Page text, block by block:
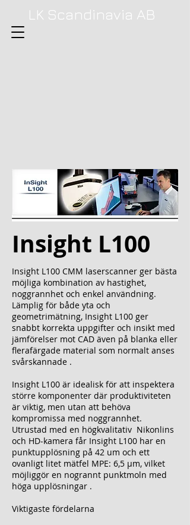
LK Scandinavia AB
Insight L100
Insight L100 CMM laserscanner ger bästa
möjliga kombination av hastighet,
noggrannhet och enkel användning.
Lämplig för både yta och
geometrimätning, Insight L100 ger
snabbt korrekta uppgifter och insikt med
jämförelser mot CAD även på blanka eller
flerafärgade material som normalt anses
svårskannade .
Insight L100 är idealisk för att inspektera
större komponenter där produktiviteten
är viktig, men utan att behöva
kompromissa med noggrannhet.
Utrustad med en högkvalitativ Nikonlins
och HD-kamera får Insight L100 har en
punktupplösning på 42 um och ett
ovanligt litet mätfel MPE: 6,5 µm, vilket
möjliggör en nogrannt punktmoln med
höga upplösningar .
Viktigaste fördelarna